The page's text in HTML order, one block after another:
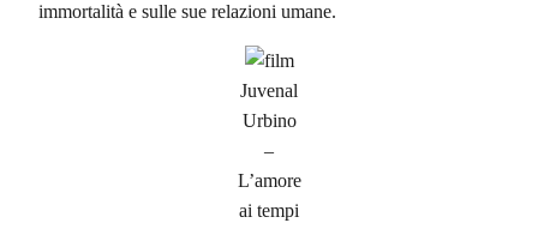
immortalità e sulle sue relazioni umane.
Juvenal
Urbino
–
L’amore
ai tempi